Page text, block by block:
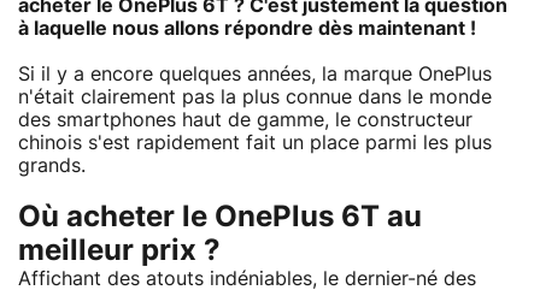
acheter le OnePlus 6T ? C'est justement la question
à laquelle nous allons répondre dès maintenant !
Si il y a encore quelques années, la marque OnePlus
n'était clairement pas la plus connue dans le monde
des smartphones haut de gamme, le constructeur
chinois s'est rapidement fait un place parmi les plus
grands.
Où acheter le OnePlus 6T au
meilleur prix ?
Affichant des atouts indéniables, le dernier-né des